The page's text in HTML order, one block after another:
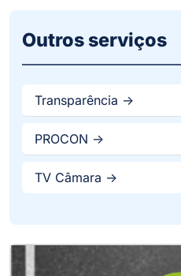
Outros serviços
Transparência ->
PROCON ->
TV Câmara ->